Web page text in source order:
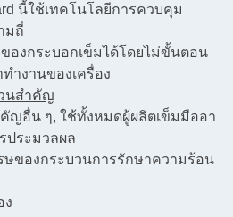
นี้ใช้เทคโนโลยีการควบคุม
มถี่
องกระบอกเข็มได้โดยไม่ขั้นตอน
างานของเครื่อง
นสําคัญ
ญอื่น ๆ, ใช้ทั้งหมดผู้ผลิตเข็มมืออา
ประมวลผล
ษของกระบวนการรักษาความร้อน
ง